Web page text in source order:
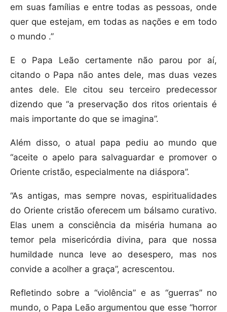
em suas famílias e entre todas as pessoas, onde
quer que estejam, em todas as nações e em todo
o mundo .”
E o Papa Leão certamente não parou por aí,
citando o Papa não antes dele, mas duas vezes
antes dele. Ele citou seu terceiro predecessor
dizendo que “a preservação dos ritos orientais é
mais importante do que se imagina”.
Além disso, o atual papa pediu ao mundo que
“aceite o apelo para salvaguardar e promover o
Oriente cristão, especialmente na diáspora”.
“As antigas, mas sempre novas, espiritualidades
do Oriente cristão oferecem um bálsamo curativo.
Elas unem a consciência da miséria humana ao
temor pela misericórdia divina, para que nossa
humildade nunca leve ao desespero, mas nos
convide a acolher a graça”, acrescentou.
Refletindo sobre a “violência” e as “guerras” no
mundo, o Papa Leão argumentou que esse “horror